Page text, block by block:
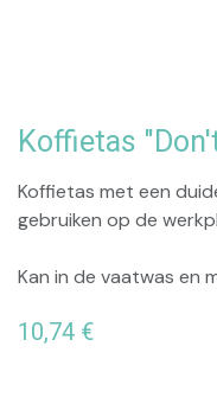
Koffietas
Koffietas met een
gebruiken op de
Kan in de vaatwas en
10,74 €